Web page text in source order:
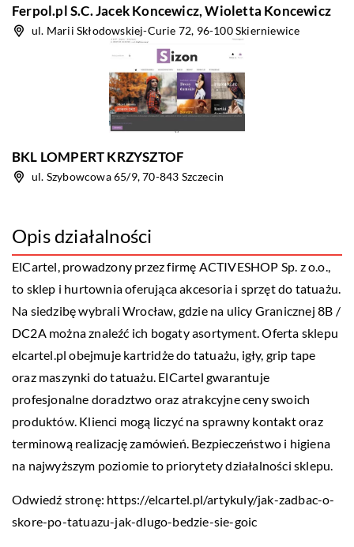
Ferpol.pl S.C. Jacek Koncewicz, Wioletta Koncewicz
ul. Marii Skłodowskiej-Curie 72, 96-100 Skierniewice
BKL LOMPERT KRZYSZTOF
ul. Szybowcowa 65/9, 70-843 Szczecin
Opis działalności
ElCartel, prowadzony przez firmę ACTIVESHOP Sp. z o.o.,
to sklep i hurtownia oferująca akcesoria i sprzęt do tatuażu.
Na siedzibę wybrali Wrocław, gdzie na ulicy Granicznej 8B /
DC2A można znaleźć ich bogaty asortyment. Oferta sklepu
elcartel.pl obejmuje kartridże do tatuażu, igły, grip tape
oraz maszynki do tatuażu. ElCartel gwarantuje
profesjonalne doradztwo oraz atrakcyjne ceny swoich
produktów. Klienci mogą liczyć na sprawny kontakt oraz
terminową realizację zamówień. Bezpieczeństwo i higiena
na najwyższym poziomie to priorytety działalności sklepu.
Odwiedź stronę: https://elcartel.pl/artykuly/jak-zadbac-o-
skore-po-tatuazu-jak-dlugo-bedzie-sie-goic